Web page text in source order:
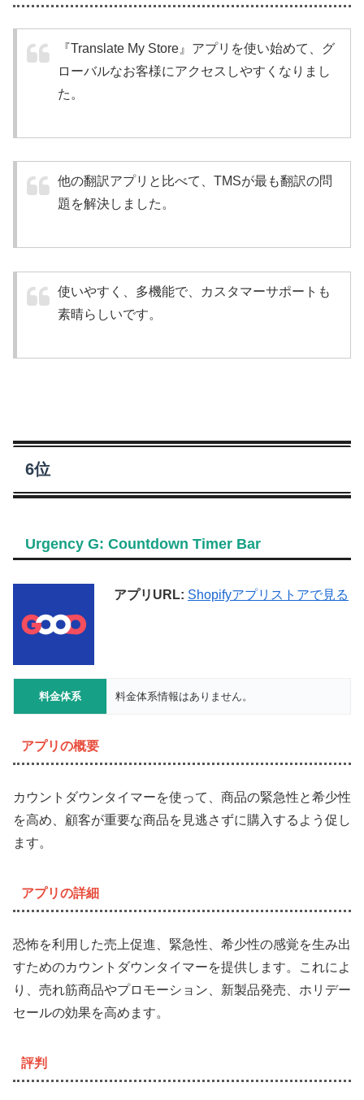
『Translate My Store』アプリを使い始めて、グ
ローバルなお客様にアクセスしやすくなりまし
た。
他の翻訳アプリと比べて、TMSが最も翻訳の問
題を解決しました。
使いやすく、多機能で、カスタマーサポートも
素晴らしいです。
6位
Urgency G: Countdown Timer Bar
アプリURL: Shopifyアプリストアで見る
料金体系 料金体系情報はありません。
アプリの概要
カウントダウンタイマーを使って、商品の緊急性と希少性
を高め、顧客が重要な商品を見逃さずに購入するよう促し
ます。
アプリの詳細
恐怖を利用した売上促進、緊急性、希少性の感覚を生み出
すためのカウントダウンタイマーを提供します。これによ
り、売れ筋商品やプロモーション、新製品発売、ホリデー
セールの効果を高めます。
評判